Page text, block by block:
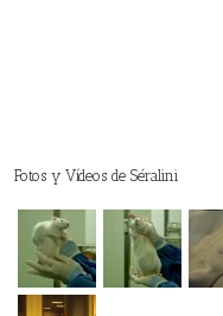
Fotos y Vídeos de Séralini